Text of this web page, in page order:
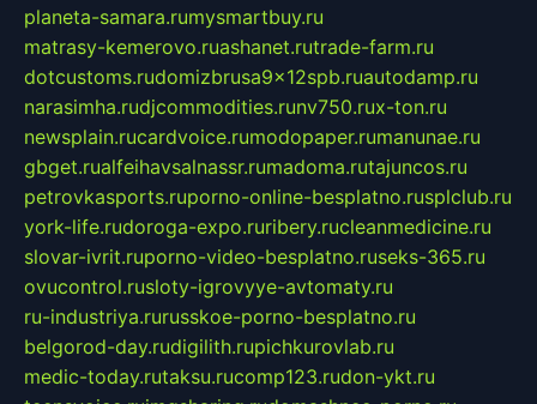
planeta-samara.rumysmartbuy.ru
matrasy-kemerovo.ruashanet.rutrade-farm.ru
dotcustoms.rudomizbrusa9x12spb.ruautodamp.ru
narasimha.rudjcommodities.runv750.rux-ton.ru
newsplain.rucardvoice.rumodopaper.rumanunae.ru
gbget.rualfeihavsalnassr.rumadoma.rutajuncos.ru
petrovkasports.ruporno-online-besplatno.rusplclub.ru
york-life.rudoroga-expo.ruribery.rucleanmedicine.ru
slovar-ivrit.ruporno-video-besplatno.ruseks-365.ru
ovucontrol.rusloty-igrovyye-avtomaty.ru
ru-industriya.rurusskoe-porno-besplatno.ru
belgorod-day.rudigilith.rupichkurovlab.ru
medic-today.rutaksu.rucomp123.rudon-ykt.ru